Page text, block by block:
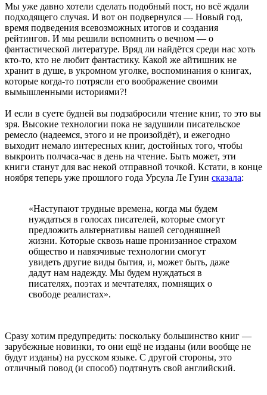
Мы уже давно хотели сделать подобный пост, но всё ждали
подходящего случая. И вот он подвернулся — Новый год,
время подведения всевозможных итогов и создания
рейтингов. И мы решили вспомнить о вечном — о
фантастической литературе. Вряд ли найдётся среди нас хоть
кто-то, кто не любит фантастику. Какой же айтишник не
хранит в душе, в укромном уголке, воспоминания о книгах,
которые когда-то потрясли его воображение своими
вымышленными историями?!
И если в суете будней вы подзабросили чтение книг, то это вы
зря. Высокие технологии пока не задушили писательское
ремесло (надеемся, этого и не произойдёт), и ежегодно
выходит немало интересных книг, достойных того, чтобы
выкроить полчаса-час в день на чтение. Быть может, эти
книги станут для вас некой отправной точкой. Кстати, в конце
ноября теперь уже прошлого года Урсула Ле Гуин сказала:
«Наступают трудные времена, когда мы будем
нуждаться в голосах писателей, которые смогут
предложить альтернативы нашей сегодняшней
жизни. Которые сквозь наше пронизанное страхом
общество и навязчивые технологии смогут
увидеть другие виды бытия, и, может быть, даже
дадут нам надежду. Мы будем нуждаться в
писателях, поэтах и мечтателях, помнящих о
свободе реалистах».
Сразу хотим предупредить: поскольку большинство книг —
зарубежные новинки, то они ещё не изданы (или вообще не
будут изданы) на русском языке. С другой стороны, это
отличный повод (и способ) подтянуть свой английский.